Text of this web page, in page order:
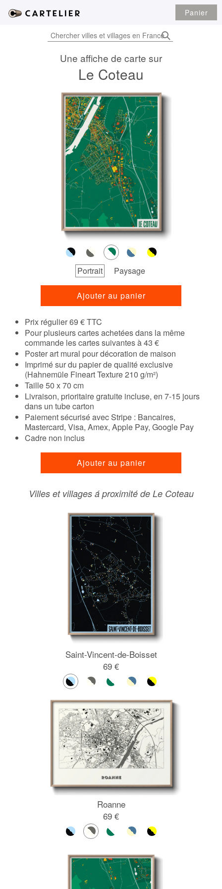
Panier
Une affiche de carte sur
Le Coteau
Ajouter au panier
Prix régulier 69 € TTC
Pour plusieurs cartes achetées dans la même
commande les cartes suivantes à 43 €
Poster art mural pour décoration de maison
Imprimé sur du papier de qualité exclusive
(Hahnemüle Fineart Texture 210 g/m²)
Taille 50 x 70 cm
Livraison, prioritaire gratuite incluse, en 7-15 jours
dans un tube carton
Paiement sécurisé avec Stripe : Bancaires,
Mastercard, Visa, Amex, Apple Pay, Google Pay
Cadre non inclus
Ajouter au panier
Portrait Paysage
Villes et villages á proximité de Le Coteau
Saint-Vincent-de-Boisset
69 €
Roanne
69 €